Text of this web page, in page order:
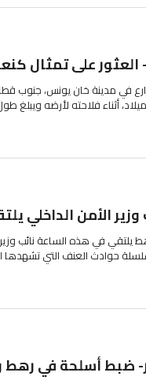
على تمثال كنعاني يعود
أثناء فلاحته لأرضه ويبلغ طول التمثال
وزير الأمن الداخلي
يلتقي في هذه الساعة نائب وزير
حوادث العنف التي تشهدها
ضبط أسلحة في رهط